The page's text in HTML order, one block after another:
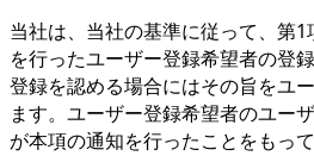
当社は、当社の基準に従って、第
を行ったユーザー登録希望者の登
登録を認める場合にはその旨をユ
ます。ユーザー登録希望者のユー
が本項の通知を行ったことをもっ